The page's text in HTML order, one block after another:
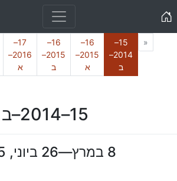
«
Previous
15–
2014–
ב(נוכחי)
16–
2015–
א
16–
2015–
ב
17–
2016–
א
15–2014–ב
8 במרץ—26 ביוני, 2015